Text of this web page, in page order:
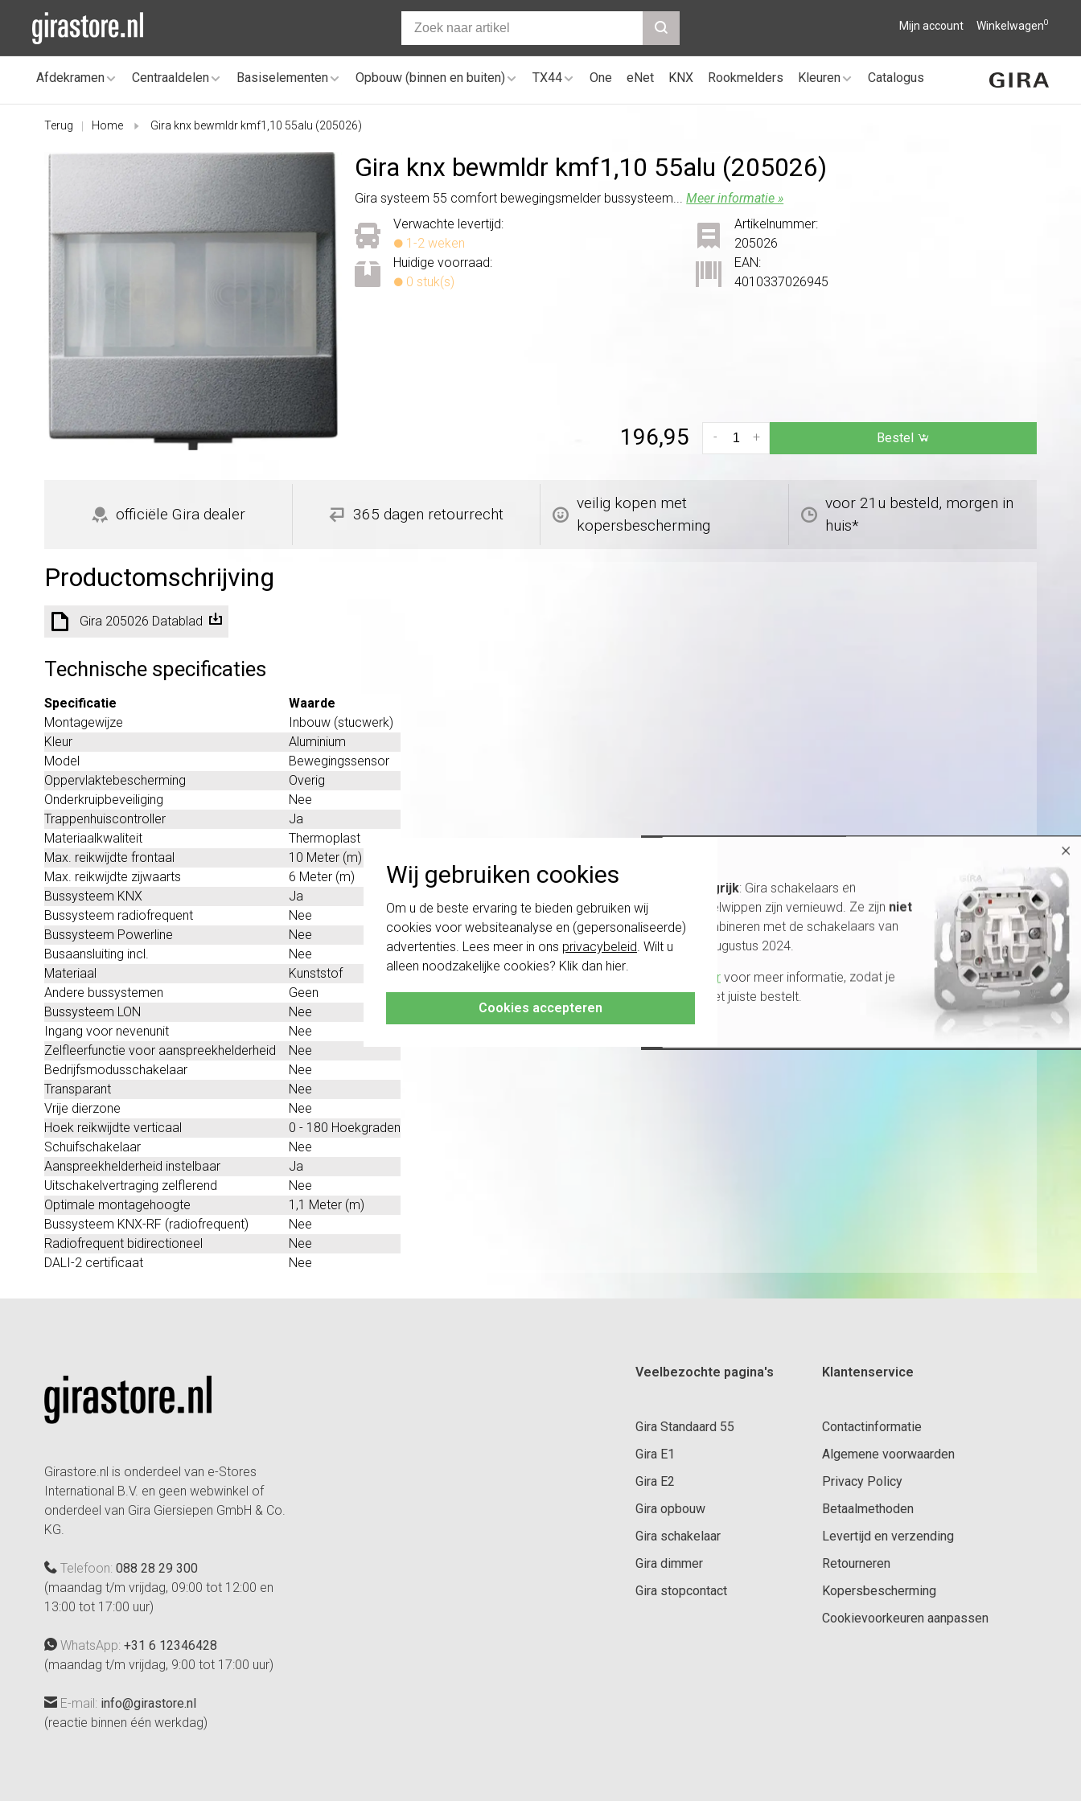
Wij gebruiken cookies
Om u de beste ervaring te bieden gebruiken wij
cookies voor websiteanalyse en (gepersonaliseerde)
advertenties. Lees meer in ons privacybeleid . Wilt u
alleen noodzakelijke cookies? Klik dan hier
Cookies accepteren
Mijn account Winkelwagen0
Afdekramen Centraaldelen Basiselementen Opbouw (binnen en buiten) TX44 One eNet KNX Rookmelders Kleuren Catalogus
Terug Home Gira knx bewmldr kmf1,10 55alu (205026)
Gira knx bewmldr kmf1,10 55alu (205026)
Gira systeem 55 comfort bewegingsmelder bussysteem...Meer informatie »
Verwachte levertijd:
1-2 weken
Huidige voorraad:
0 stuk(s)
Artikelnummer:
205026
EAN:
4010337026945
196,95 +
- Bestel
officiële Gira dealer 365 dagen retourrecht
veilig kopen met
kopersbescherming
voor 21u besteld, morgen in
huis*
Productomschrijving
Gira 205026 Datablad
Technische specificaties
Specificatie
Waarde
Montagewijze
Inbouw (stucwerk)
Kleur
Aluminium
Model
Bewegingssensor
Oppervlaktebescherming
Overig
Onderkruipbeveiliging
Nee
Trappenhuiscontroller
Ja
Materiaalkwaliteit
Thermoplast
Max. reikwijdte frontaal
10 Meter (m)
Max. reikwijdte zijwaarts
6 Meter (m)
Bussysteem KNX
Ja
Bussysteem radiofrequent
Nee
Bussysteem Powerline
Nee
Busaansluiting incl.
Nee
Materiaal
Kunststof
Andere bussystemen
Geen
Bussysteem LON
Nee
Ingang voor nevenunit
Nee
Zelfleerfunctie voor aanspreekhelderheid
Nee
Bedrijfsmodusschakelaar
Nee
Transparant
Nee
Vrije dierzone
Nee
Hoek reikwijdte verticaal
0 - 180 Hoekgraden
Schuifschakelaar
Nee
Aanspreekhelderheid instelbaar
Ja
Uitschakelvertraging zelflerend
Nee
Optimale montagehoogte
1,1 Meter (m)
Bussysteem KNX-RF (radiofrequent)
Nee
Radiofrequent bidirectioneel
Nee
DALI-2 certificaat
Nee
Girastore.nl is onderdeel van e-Stores
International B.V. en geen webwinkel of
onderdeel van Gira Giersiepen GmbH & Co.
KG.
Telefoon: 088 28 29 300
(maandag t/m vrijdag, 09:00 tot 12:00 en
13:00 tot 17:00 uur)
WhatsApp: +31 6 12346428
(maandag t/m vrijdag, 9:00 tot 17:00 uur)
E-mail: info@girastore.nl
(reactie binnen één werkdag)
Veelbezochte pagina's
Gira Standaard 55
Gira E1
Gira E2
Gira opbouw
Gira schakelaar
Gira dimmer
Gira stopcontact
Klantenservice
Contactinformatie
Algemene voorwaarden
Privacy Policy
Betaalmethoden
Levertijd en verzending
Retourneren
Kopersbescherming
Cookievoorkeuren aanpassen
×
Belangrijk: Gira schakelaars en
schakelwippen zijn vernieuwd. Ze zijn niet
te combineren met de schakelaars van
vóór augustus 2024.
Klik hier voor meer informatie, zodat je
altijd het juiste bestelt.